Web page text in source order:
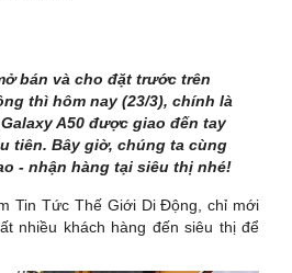
bán và cho đặt trước trên
thì hôm nay (23/3), chính là
A50 được giao đến tay
tiên. Bây giờ, chúng ta cùng
- nhận hàng tại siêu thị nhé!
Tin Tức Thế Giới Di Động, chỉ mới
nhiều khách hàng đến siêu thị để